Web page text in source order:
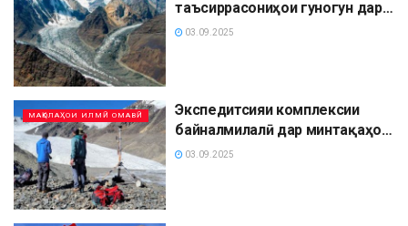
таъсиррасониҳои гуногун дар
шароити тағйирёбии иқлим.
03.09.2025
МАҚОЛАҲОИ ИЛМӢ ОМАВӢ
Экспедитсияи комплексии
байналмилалӣ дар минтақаҳои
Помири Марказӣ ва Шарқӣ.
03.09.2025